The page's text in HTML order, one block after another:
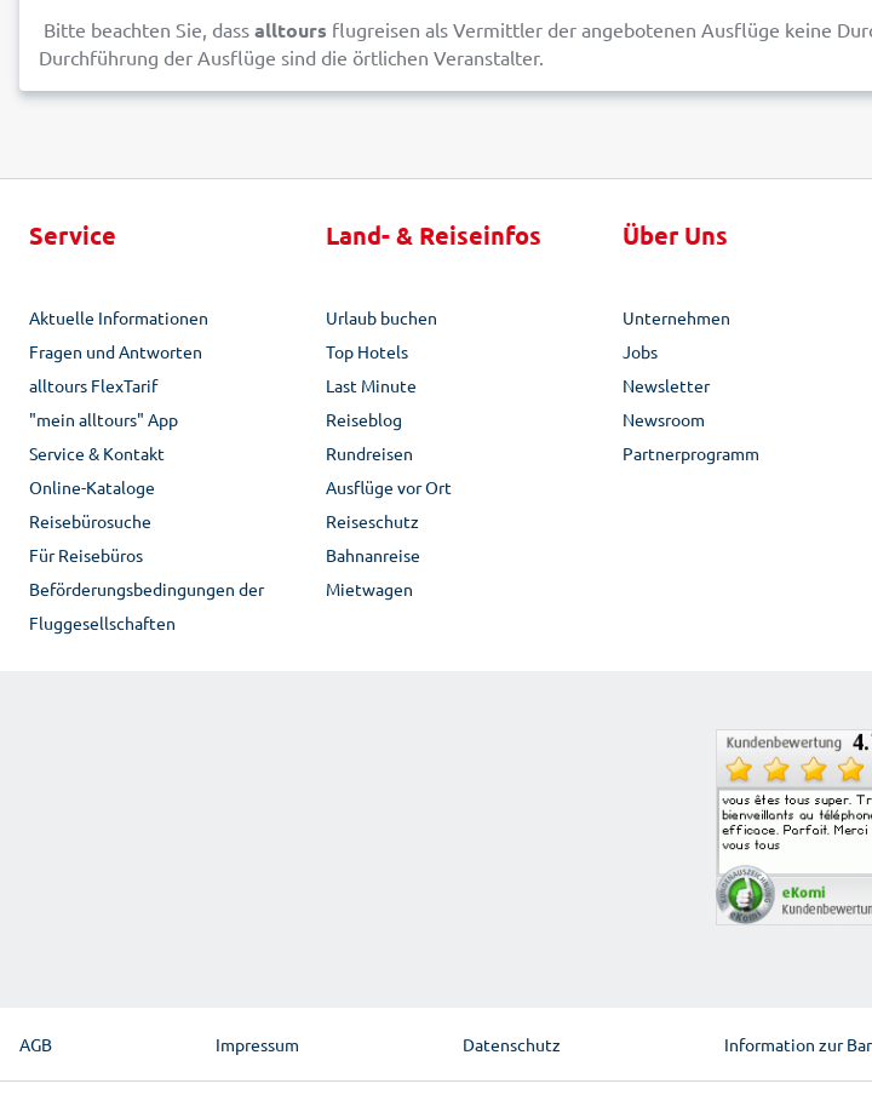
Bitte beachten Sie, dass alltours flugreisen als Vermittler der angebotenen Ausflüge keine
Durchführung der Ausflüge sind die örtlichen Veranstalter.
Service
Aktuelle Informationen
Fragen und Antworten
alltours FlexTarif
"mein alltours" App
Service & Kontakt
Online-Kataloge
Reisebürosuche
Für Reisebüros
Beförderungsbedingungen der
Fluggesellschaften
Land- & Reiseinfos
Urlaub buchen
Top Hotels
Last Minute
Reiseblog
Rundreisen
Ausflüge vor Ort
Reiseschutz
Bahnanreise
Mietwagen
Über Uns
Unternehmen
Jobs
Newsletter
Newsroom
Partnerprogramm
AGB Impressum Datenschutz Information zur